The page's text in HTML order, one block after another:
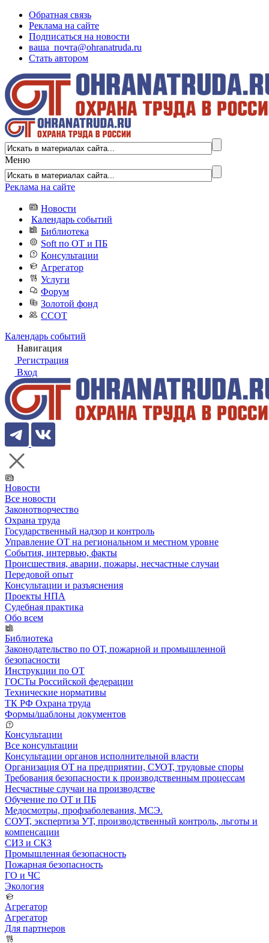
Обратная связь
Реклама на сайте
Подписаться на новости
ваша_почта@ohranatruda.ru
Стать автором
Меню
Реклама на сайте
Новости
Календарь событий
Библиотека
Soft по ОТ и ПБ
Консультации
Агрегатор
Услуги
Форум
Золотой фонд
ССОТ
Календарь событий
Навигация
Регистрация
Вход
Новости
Все новости
Законотворчество
Охрана труда
Государственный надзор и контроль
Управление ОТ на региональном и местном уровне
События, интервью, факты
Происшествия, аварии, пожары, несчастные случаи
Передовой опыт
Консультации и разъяснения
Проекты НПА
Судебная практика
Обо всем
Библиотека
Законодательство по ОТ, пожарной и промышленной
безопасности
Инструкции по ОТ
ГОСТы Российской федерации
Технические нормативы
ТК РФ Охрана труда
Формы/шаблоны документов
Консультации
Все консультации
Консультации органов исполнительной власти
Организация ОТ на предприятии, СУОТ, трудовые споры
Требования безопасности к производственным процессам
Несчастные случаи на производстве
Обучение по ОТ и ПБ
Медосмотры, профзаболевания, МСЭ.
СОУТ, экспертиза УТ, производственный контроль, льготы и
компенсации
СИЗ и СКЗ
Промышленная безопасность
Пожарная безопасность
ГО и ЧС
Экология
Агрегатор
Агрегатор
Для партнеров